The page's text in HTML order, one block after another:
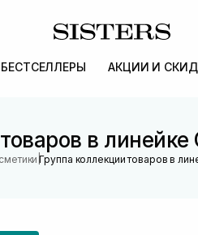
БЕСТСЕЛЛЕРЫ АКЦИИ И
в
|Группа коллекции товаров в